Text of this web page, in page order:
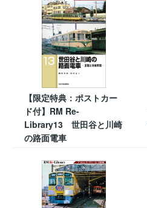
【限定特典：ポストカー
ド付】RM Re-
Library13 世田谷と川崎
の路面電車